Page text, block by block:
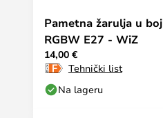
Pametna žarulja u
RGBW E27 - WiZ
14,00 €
Tehnički list
Na lageru